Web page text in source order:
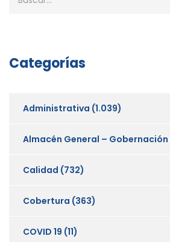
Categorías
Administrativa (1.039)
Almacén General –
Calidad (732)
Cobertura (363)
COVID 19 (11)